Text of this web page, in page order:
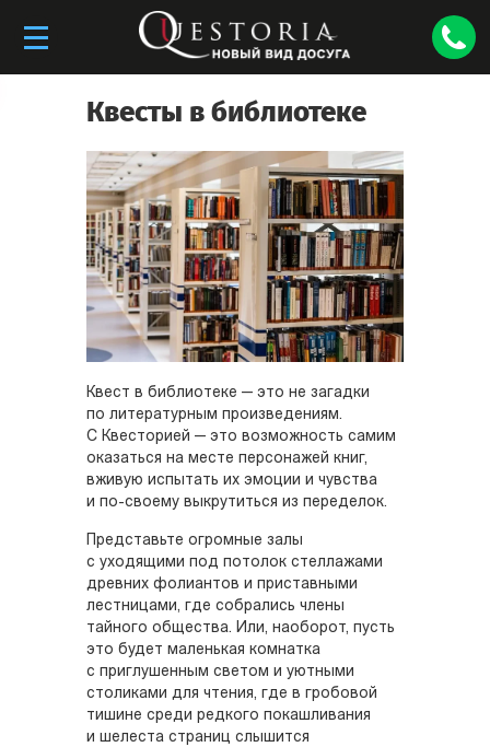
Квесты в библиотеке
Квест в библиотеке — это не загадки
по литературным произведениям.
С Квесторией — это возможность самим
оказаться на месте персонажей книг,
вживую испытать их эмоции и чувства
и по-своему выкрутиться из переделок.
Представьте огромные залы
с уходящими под потолок стеллажами
древних фолиантов и приставными
лестницами, где собрались члены
тайного общества. Или, наоборот, пусть
это будет маленькая комнатка
с приглушенным светом и уютными
столиками для чтения, где в гробовой
тишине среди редкого покашливания
и шелеста страниц слышится